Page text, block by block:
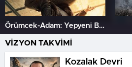
Örümcek-Adam: Yepyeni Bir Gün
VİZYON TAKVİMİ
Kozalak Devri